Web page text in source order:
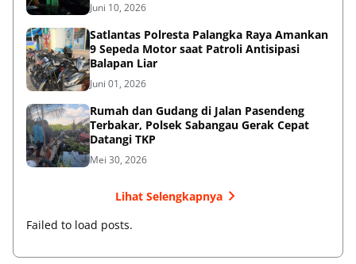
Juni 10, 2026
Satlantas Polresta Palangka Raya Amankan
9 Sepeda Motor saat Patroli Antisipasi
Balapan Liar
Juni 01, 2026
Rumah dan Gudang di Jalan Pasendeng
Terbakar, Polsek Sabangau Gerak Cepat
Datangi TKP
Mei 30, 2026
Lihat Selengkapnya
Failed to load posts.